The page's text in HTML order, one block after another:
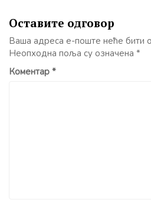
Оставите одговор
Ваша адреса е-поште неће бити
Неопходна поља су означена *
Коментар *